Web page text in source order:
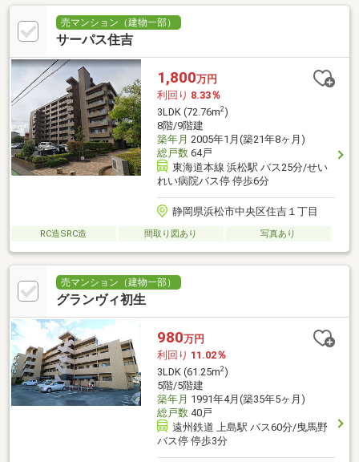
売マンション（建物一部）
サーパス住吉
1,800万円
利回り 8.33％
3LDK (72.76m2)
8階/9階建
築年月 2005年1月(築21年8ヶ月)
総戸数64戸
東海道本線 浜松駅 バス25分/せい
れい病院バス停 停歩6分
静岡県浜松市中央区住吉１丁目
RC造SRC造 間取り図あり 写真あり
売マンション（建物一部）
グランヴィ初生
980万円
利回り 11.02％
3LDK (61.25m2)
5階/5階建
築年月 1991年4月(築35年5ヶ月)
総戸数40戸
遠州鉄道 上島駅 バス60分/曳馬野
バス停 停歩3分